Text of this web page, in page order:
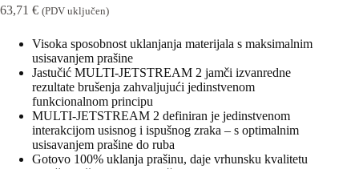
63,71 € (PDV uključen)
Visoka sposobnost uklanjanja materijala s maksimalnim
usisavanjem prašine
Jastučić MULTI-JETSTREAM 2 jamči izvanredne
rezultate brušenja zahvaljujući jedinstvenom
funkcionalnom principu
MULTI-JETSTREAM 2 definiran je jedinstvenom
interakcijom usisnog i ispušnog zraka – s optimalnim
usisavanjem prašine do ruba
Gotovo 100% uklanja prašinu, daje vrhunsku kvalitetu